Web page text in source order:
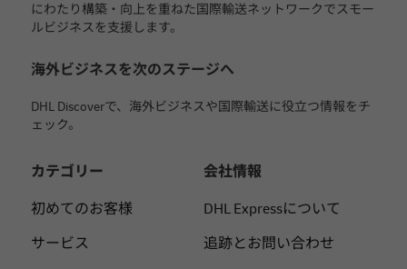
にわたり構築・向上を重ねた国際輸送ネットワークでスモー
ルビジネスを支援します。
海外ビジネスを次のステージへ
DHL Discoverで、海外ビジネスや国際輸送に役立つ情報をチ
ェック。
カテゴリー
初めてのお客様
サービス
会社情報
DHL Expressについて
追跡とお問い合わせ